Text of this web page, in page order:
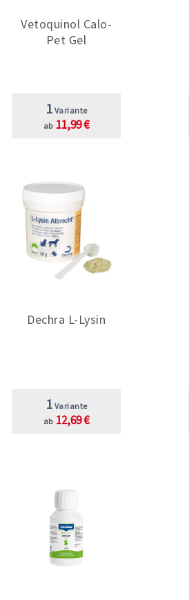
Vetoquinol Calo-
Pet Gel
1 Variante
ab 11,99 €
Dechra L-Lysin
1 Variante
ab 12,69 €